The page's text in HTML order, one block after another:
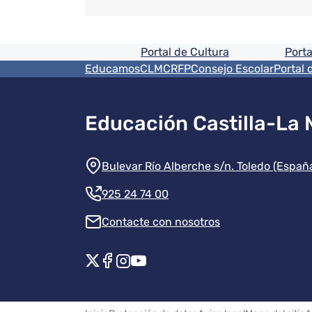
Pie de pagina
Portal de Cultura
Menú del pie
EducamosCLMCRFPConsejo EscolarPortal
Educación Castilla-La
Información de la
Bulevar Río Alberche s/n. Toledo
925 24 74 00
Contacte con nosotros
Redes sociales institución